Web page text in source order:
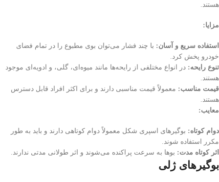
هستند.
مزایا:
استفاده سریع و آسان: با چند فشار می‌توان بوی مطبوع را در تمام فضای
خودرو پخش کرد.
تنوع رایحه: در انواع مختلفی از رایحه‌ها مانند میوه‌ای، گلی، و ادویه‌ای موجود
هستند.
قیمت مناسب: معمولاً قیمت مناسبی دارند و برای اکثر افراد قابل دسترس
هستند.
معایب:
دوام کوتاه: بوگیرهای اسپری شکل معمولاً دوام کوتاهی دارند و باید به طور
مکرر استفاده شوند.
اثر کوتاه مدت: بوها به سرعت پراکنده می‌شوند و اثر طولانی مدتی ندارند.
بوگیرهای ژلی